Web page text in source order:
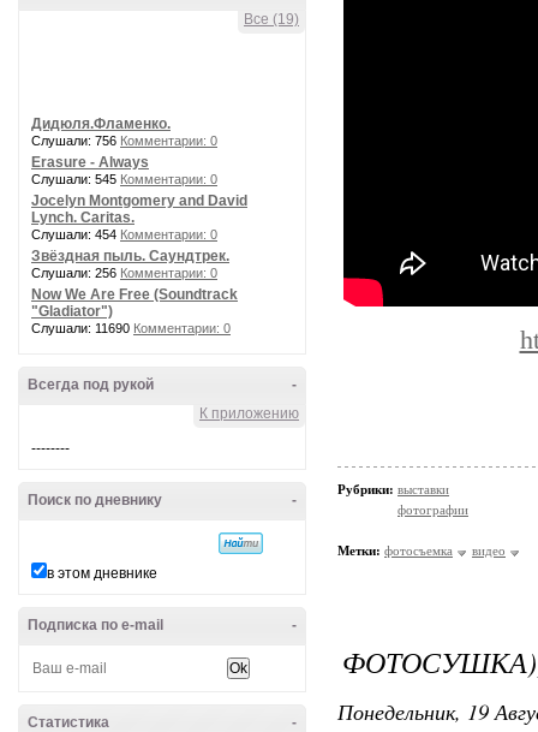
Все (19)
Дидюля.Фламенко.
Слушали: 756 Комментарии: 0
Erasure - Always
Слушали: 545 Комментарии: 0
Jocelyn Montgomery and David
Lynch. Caritas.
Слушали: 454 Комментарии: 0
Звёздная пыль. Саундтрек.
Слушали: 256 Комментарии: 0
Now We Are Free (Soundtrack
"Gladiator")
Слушали: 11690 Комментарии: 0
-
Всегда под рукой
К приложению
--------
-
Поиск по дневнику
в этом дневнике
-
Подписка по e-mail
-
Статистика
Рубрики: выставки
фотографии
Метки: фотосъемка видео
Понедельник, 19